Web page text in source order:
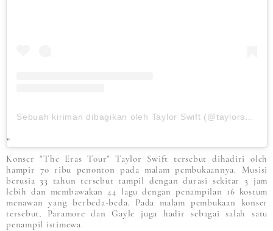
Sebuah kiriman dibagikan oleh Taylor Swift (@taylorswift)
Konser "The Eras Tour" Taylor Swift tersebut dihadiri oleh
hampir 70 ribu penonton pada malam pembukaannya. Musisi
berusia 33 tahun tersebut tampil dengan durasi sekitar 3 jam
lebih dan membawakan 44 lagu dengan penampilan 16 kostum
menawan yang berbeda-beda. Pada malam pembukaan konser
tersebut, Paramore dan Gayle juga hadir sebagai salah satu
penampil istimewa.